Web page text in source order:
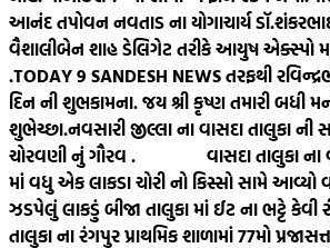
આનંદ તપોવન નવતાડ ના યોગાચાર્ય
વૈશાલીબેન શાહ ડેલિગેટ તરીકે આયુષ એક્સ્પો
.TODAY 9 SANDESH NEWS તરફથી
દિન ની શુભકામના. જય શ્રી કૃષ્ણ તમારી બધી
શુભેચ્છા.નવસારી જીલ્લા ના વાસદા તાલુકા ની
ચોરવણી નું ગૌરવ . વાસદા તાલુકા
માં વધુ એક લાકડા ચોરી નો કિસ્સો સામે
ઝડપેલું લાકડું બીજા તાલુકા માં ઈટ ના ભટ્ટે કેવી
તાલુકા ના રંગપુર પ્રાથમિક શાળામાં 77મો